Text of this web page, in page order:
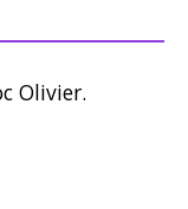
Olivier.